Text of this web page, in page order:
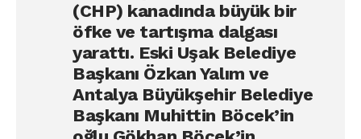
(CHP) kanadında büyük bir
öfke ve tartışma dalgası
yarattı. Eski Uşak Belediye
Başkanı Özkan Yalım ve
Antalya Büyükşehir Belediye
Başkanı Muhittin Böcek’in